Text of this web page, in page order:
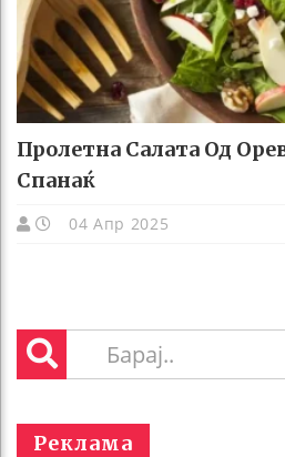
Пролетна Салата Од
Спанаќ
04 Апр 2025
Реклама